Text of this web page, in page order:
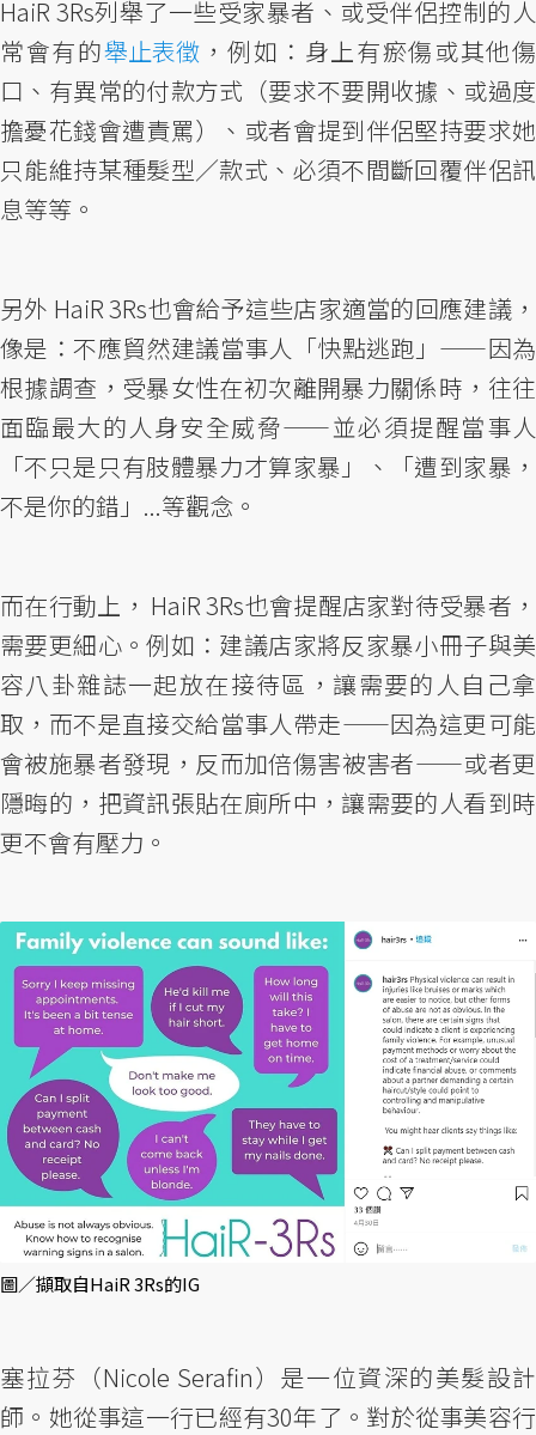
HaiR 3Rs列舉了一些受家暴者、或受伴侶控制的人
常會有的舉止表徵，例如：身上有瘀傷或其他傷
口、有異常的付款方式（要求不要開收據、或過度
擔憂花錢會遭責罵）、或者會提到伴侶堅持要求她
只能維持某種髮型／款式、必須不間斷回覆伴侶訊
息等等。
另外 HaiR 3Rs也會給予這些店家適當的回應建議，
像是：不應貿然建議當事人「快點逃跑」——因為
根據調查，受暴女性在初次離開暴力關係時，往往
面臨最大的人身安全威脅——並必須提醒當事人
「不只是只有肢體暴力才算家暴」、「遭到家暴，
不是你的錯」...等觀念。
而在行動上， HaiR 3Rs也會提醒店家對待受暴者，
需要更細心。例如：建議店家將反家暴小冊子與美
容八卦雜誌一起放在接待區，讓需要的人自己拿
取，而不是直接交給當事人帶走——因為這更可能
會被施暴者發現，反而加倍傷害被害者——或者更
隱晦的，把資訊張貼在廁所中，讓需要的人看到時
更不會有壓力。
圖／擷取自HaiR 3Rs的IG
塞拉芬（Nicole Serafin）是一位資深的美髮設計
師。她從事這一行已經有30年了。對於從事美容行